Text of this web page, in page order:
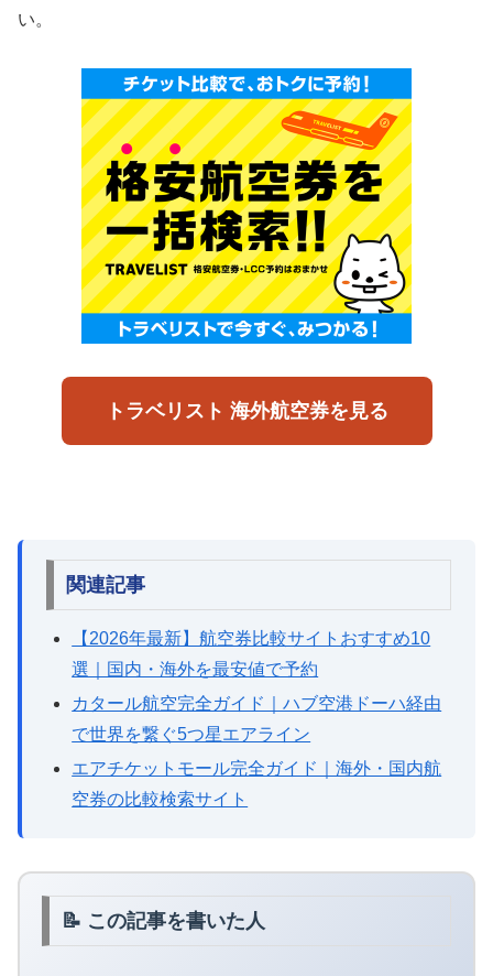
い。
トラベリスト 海外航空券を見る
関連記事
【2026年最新】航空券比較サイトおすすめ10
選｜国内・海外を最安値で予約
カタール航空完全ガイド｜ハブ空港ドーハ経由
で世界を繋ぐ5つ星エアライン
エアチケットモール完全ガイド｜海外・国内航
空券の比較検索サイト
📝 この記事を書いた人